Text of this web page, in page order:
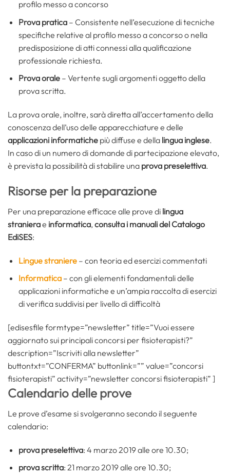
profilo messo a concorso
Prova pratica– Consistente nell’esecuzione di tecniche
specifiche relative al profilo messo a concorso o nella
predisposizione di atti connessi alla qualificazione
professionale richiesta.
Prova orale– Vertente sugli argomenti oggetto della
prova scritta.
La prova orale, inoltre, sarà diretta all’accertamento della
conoscenza dell’uso delle apparecchiature e delle
applicazioni informatiche più diffuse e della lingua inglese.
In caso di un numero di domande di partecipazione elevato,
è prevista la possibilità di stabilire una prova preselettiva.
Risorse per la preparazione
Per una preparazione efficace alle prove di lingua
stranierae informatica, consulta i manuali del Catalogo
EdiSES:
Lingue straniere – con teoria ed esercizi commentati
Informatica – con gli elementi fondamentali delle
applicazioni informatiche e un’ampia raccolta di esercizi
di verifica suddivisi per livello di difficoltà
[edisesfile formtype=”newsletter” title=”Vuoi essere
aggiornato sui principali concorsi per fisioterapisti?”
description=”Iscriviti alla newsletter”
buttontxt=”CONFERMA” buttonlink=”” value=”concorsi
fisioterapisti” activity=”newsletter concorsi fisioterapisti” ]
Calendario delle prove
Le prove d’esame si svolgeranno secondo il seguente
calendario:
prova preselettiva: 4 marzo 2019 alle ore 10.30;
prova scritta: 21 marzo 2019 alle ore 10.30;